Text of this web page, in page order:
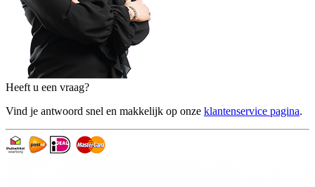
Heeft u een vraag?
Vind je antwoord snel en makkelijk op onze klantenservice pagina.